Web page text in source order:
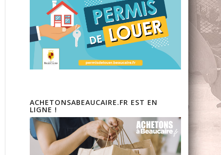
ACHETONSABEAUCAIRE.FR EST EN
LIGNE !